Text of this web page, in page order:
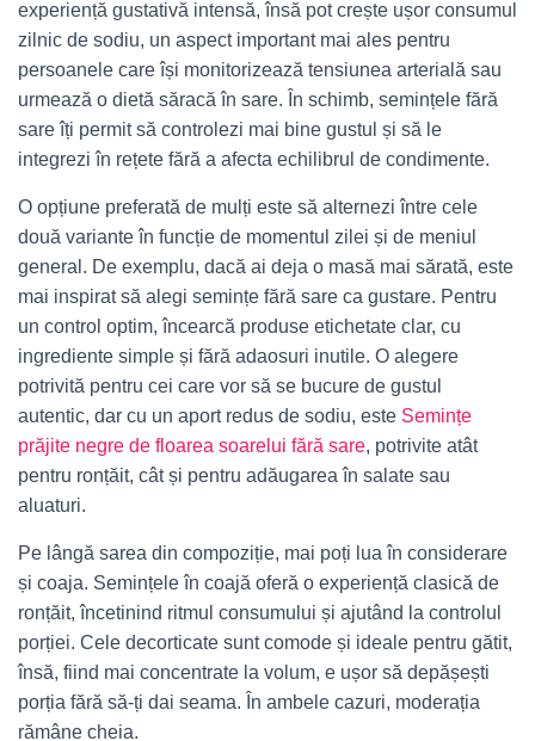
experiență gustativă intensă, însă pot crește ușor consumul
zilnic de sodiu, un aspect important mai ales pentru
persoanele care își monitorizează tensiunea arterială sau
urmează o dietă săracă în sare. În schimb, semințele fără
sare îți permit să controlezi mai bine gustul și să le
integrezi în rețete fără a afecta echilibrul de condimente.
O opțiune preferată de mulți este să alternezi între cele
două variante în funcție de momentul zilei și de meniul
general. De exemplu, dacă ai deja o masă mai sărată, este
mai inspirat să alegi semințe fără sare ca gustare. Pentru
un control optim, încearcă produse etichetate clar, cu
ingrediente simple și fără adaosuri inutile. O alegere
potrivită pentru cei care vor să se bucure de gustul
autentic, dar cu un aport redus de sodiu, este Semințe
prăjite negre de floarea soarelui fără sare, potrivite atât
pentru ronțăit, cât și pentru adăugarea în salate sau
aluaturi.
Pe lângă sarea din compoziție, mai poți lua în considerare
și coaja. Semințele în coajă oferă o experiență clasică de
ronțăit, încetinind ritmul consumului și ajutând la controlul
porției. Cele decorticate sunt comode și ideale pentru gătit,
însă, fiind mai concentrate la volum, e ușor să depășești
porția fără să-ți dai seama. În ambele cazuri, moderația
rămâne cheia.